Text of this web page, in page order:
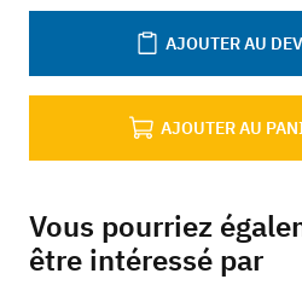
AJOUTER AU
AJOUTER AU
Vous pourriez
être intéressé par